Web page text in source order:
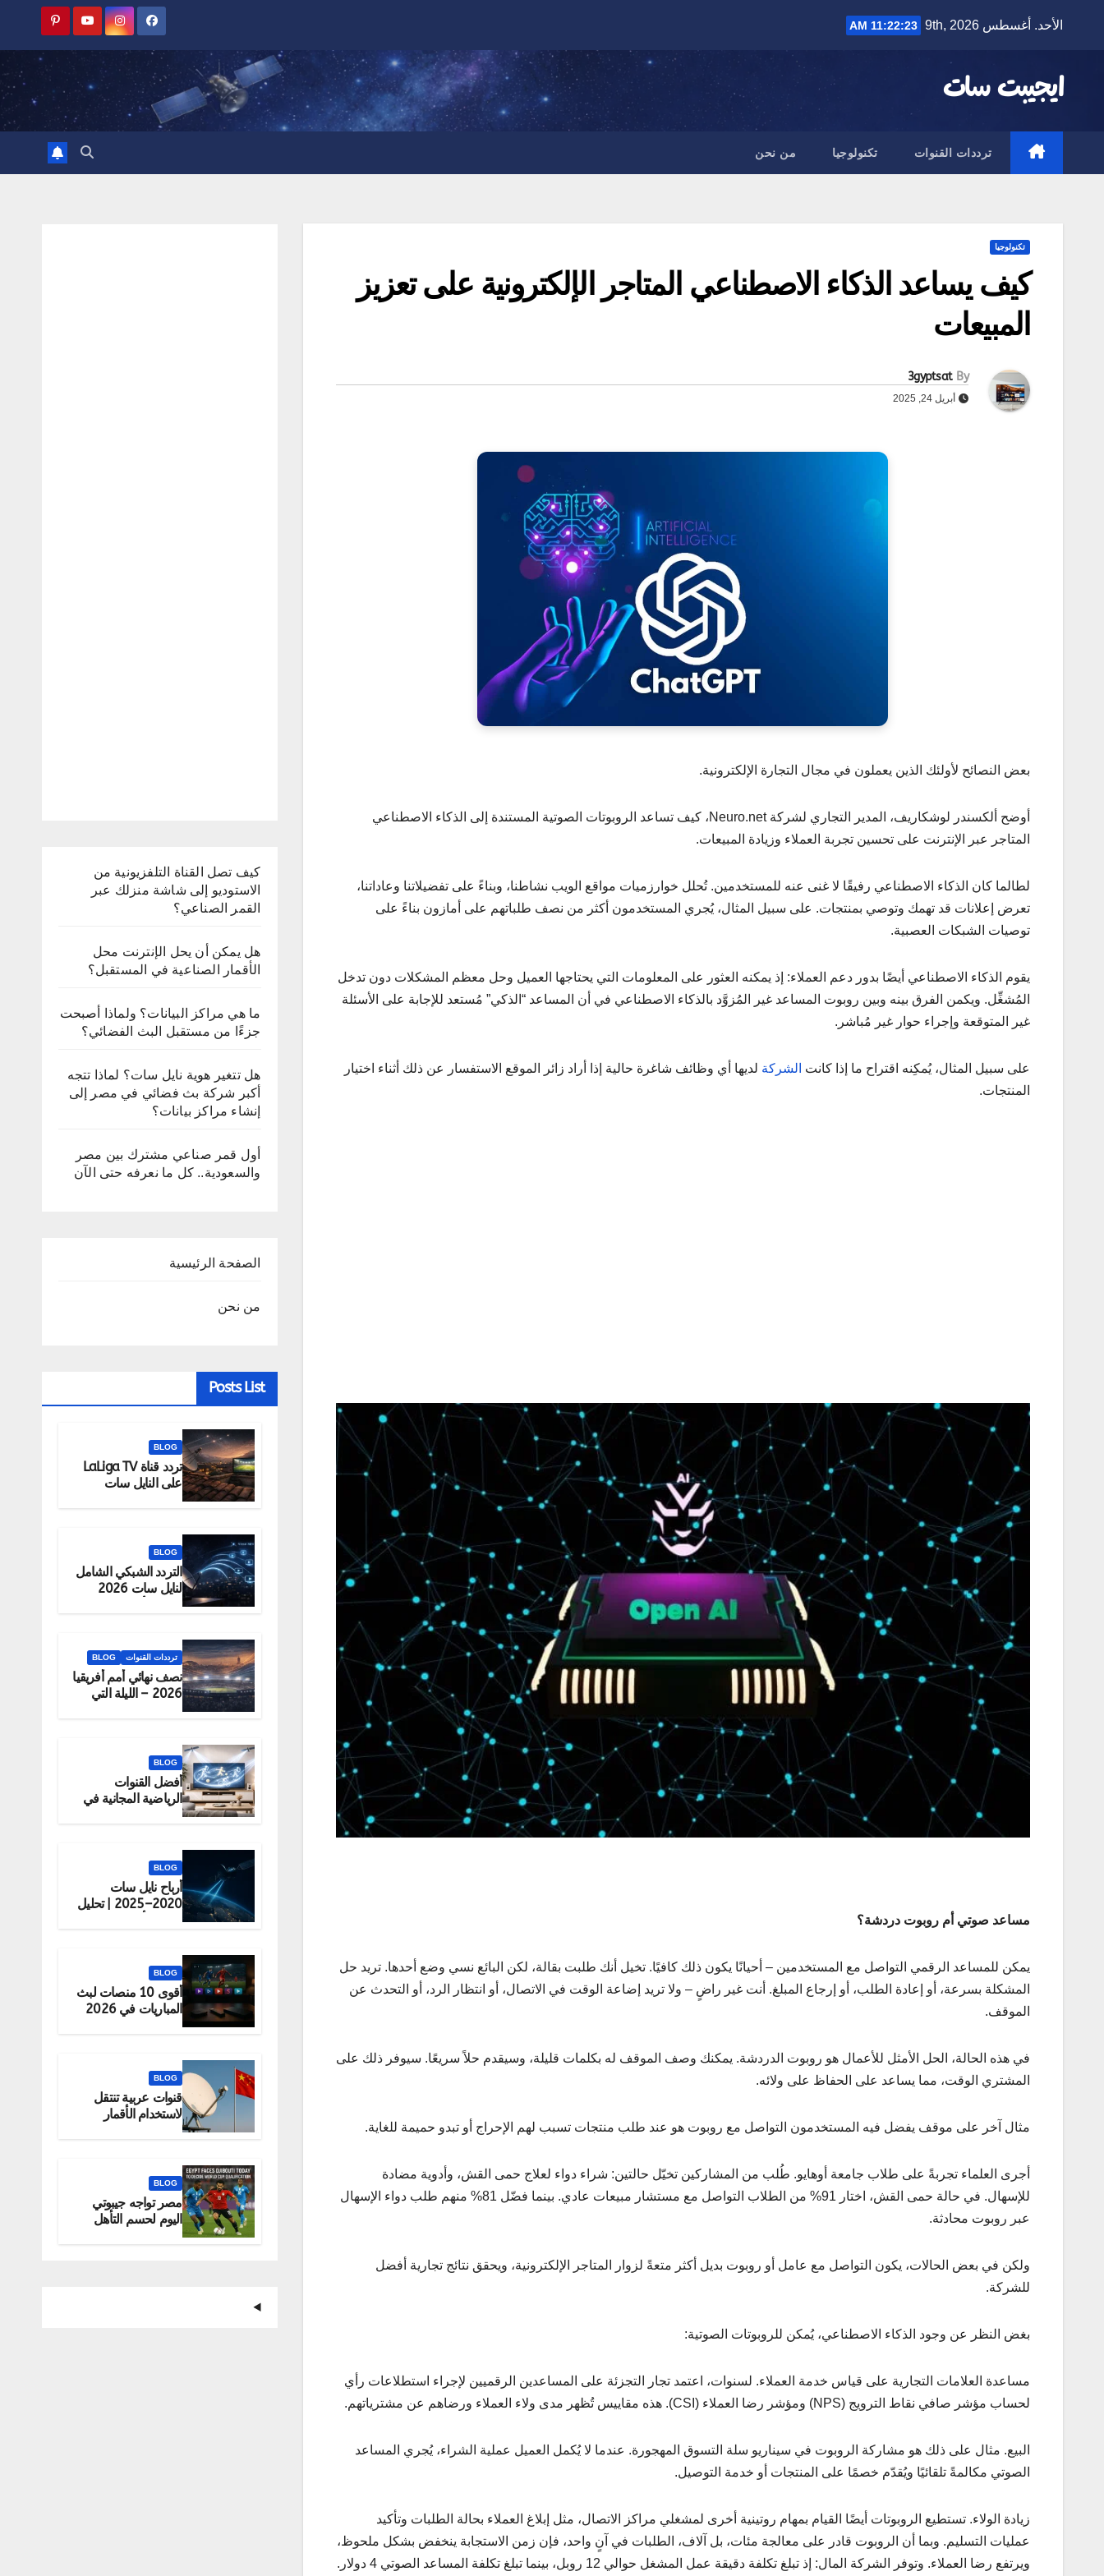
الأحد. أغسطس 9th, 2026 11:22:25 AM
ايجيبت سات
ترددات القنوات تكنولوجيا من نحن
تكنولوجيا
كيف يساعد الذكاء الاصطناعي المتاجر الإلكترونية على تعزيز
المبيعات
By
3gyptsat
أبريل 24, 2025
بعض النصائح لأولئك الذين يعملون في مجال التجارة الإلكترونية.
أوضح ألكسندر لوشكاريف، المدير التجاري لشركة Neuro.net، كيف تساعد الروبوتات الصوتية المستندة إلى الذكاء الاصطناعي
المتاجر عبر الإنترنت على تحسين تجربة العملاء وزيادة المبيعات.
لطالما كان الذكاء الاصطناعي رفيقًا لا غنى عنه للمستخدمين. تُحلل خوارزميات مواقع الويب نشاطنا، وبناءً على تفضيلاتنا وعاداتنا،
تعرض إعلانات قد تهمك وتوصي بمنتجات. على سبيل المثال، يُجري المستخدمون أكثر من نصف طلباتهم على أمازون بناءً على
توصيات الشبكات العصبية.
يقوم الذكاء الاصطناعي أيضًا بدور دعم العملاء: إذ يمكنه العثور على المعلومات التي يحتاجها العميل وحل معظم المشكلات دون تدخل
المُشغِّل. ويكمن الفرق بينه وبين روبوت المساعد غير المُزوَّد بالذكاء الاصطناعي في أن المساعد “الذكي” مُستعد للإجابة على الأسئلة
غير المتوقعة وإجراء حوار غير مُباشر.
على سبيل المثال، يُمكِنه اقتراح ما إذا كانت الشركة لديها أي وظائف شاغرة حالية إذا أراد زائر الموقع الاستفسار عن ذلك أثناء اختيار
المنتجات.
مساعد صوتي أم روبوت دردشة؟
يمكن للمساعد الرقمي التواصل مع المستخدمين – أحيانًا يكون ذلك كافيًا. تخيل أنك طلبت بقالة، لكن البائع نسي وضع أحدها. تريد حل
المشكلة بسرعة، أو إعادة الطلب، أو إرجاع المبلغ. أنت غير راضٍ – ولا تريد إضاعة الوقت في الاتصال، أو انتظار الرد، أو التحدث عن
الموقف.
في هذه الحالة، الحل الأمثل للأعمال هو روبوت الدردشة. يمكنك وصف الموقف له بكلمات قليلة، وسيقدم حلاً سريعًا. سيوفر ذلك على
المشتري الوقت، مما يساعد على الحفاظ على ولائه.
مثال آخر على موقف يفضل فيه المستخدمون التواصل مع روبوت هو عند طلب منتجات تسبب لهم الإحراج أو تبدو حميمة للغاية.
أجرى العلماء تجربةً على طلاب جامعة أوهايو. طُلب من المشاركين تخيّل حالتين: شراء دواء لعلاج حمى القش، وأدوية مضادة
للإسهال. في حالة حمى القش، اختار 91% من الطلاب التواصل مع مستشار مبيعات عادي. بينما فضّل 81% منهم طلب دواء الإسهال
عبر روبوت محادثة.
ولكن في بعض الحالات، يكون التواصل مع عامل أو روبوت بديل أكثر متعةً لزوار المتاجر الإلكترونية، ويحقق نتائج تجارية أفضل
للشركة.
بغض النظر عن وجود الذكاء الاصطناعي، يُمكن للروبوتات الصوتية:
مساعدة العلامات التجارية على قياس خدمة العملاء. لسنوات، اعتمد تجار التجزئة على المساعدين الرقميين لإجراء استطلاعات رأي
لحساب مؤشر صافي نقاط الترويج (NPS) ومؤشر رضا العملاء (CSI). هذه مقاييس تُظهر مدى ولاء العملاء ورضاهم عن مشترياتهم.
البيع. مثال على ذلك هو مشاركة الروبوت في سيناريو سلة التسوق المهجورة. عندما لا يُكمل العميل عملية الشراء، يُجري المساعد
الصوتي مكالمةً تلقائيًا ويُقدّم خصمًا على المنتجات أو خدمة التوصيل.
زيادة الولاء. تستطيع الروبوتات أيضًا القيام بمهام روتينية أخرى لمشغلي مراكز الاتصال، مثل إبلاغ العملاء بحالة الطلبات وتأكيد
عمليات التسليم. وبما أن الروبوت قادر على معالجة مئات، بل آلاف، الطلبات في آنٍ واحد، فإن زمن الاستجابة ينخفض ​​بشكل ملحوظ،
ويرتفع رضا العملاء. وتوفر الشركة المال: إذ تبلغ تكلفة دقيقة عمل المشغل حوالي 12 روبل، بينما تبلغ تكلفة المساعد الصوتي 4 دولار.
كيف تصل القناة التلفزيونية من
الاستوديو إلى شاشة منزلك عبر
القمر الصناعي؟
هل يمكن أن يحل الإنترنت محل
الأقمار الصناعية في المستقبل؟
ما هي مراكز البيانات؟ ولماذا أصبحت
جزءًا من مستقبل البث الفضائي؟
هل تتغير هوية نايل سات؟ لماذا تتجه
أكبر شركة بث فضائي في مصر إلى
إنشاء مراكز بيانات؟
أول قمر صناعي مشترك بين مصر
والسعودية.. كل ما نعرفه حتى الآن
الصفحة الرئيسية
من نحن
Posts List
BLOG
تردد قناة LaLiga TV
على النايل سات
BLOG
التردد الشبكي الشامل
لنايل سات 2026
ترددات القنوات BLOG
نصف نهائي أمم أفريقيا
2026 – الليلة التي
BLOG
أفضل القنوات
الرياضية المجانية في
BLOG
أرباح نايل سات
2020–2025 | تحليل
BLOG
أقوى 10 منصات لبث
المباريات في 2026
BLOG
قنوات عربية تنتقل
لاستخدام الأقمار
BLOG
مصر تواجه جيبوتي
اليوم لحسم التأهل